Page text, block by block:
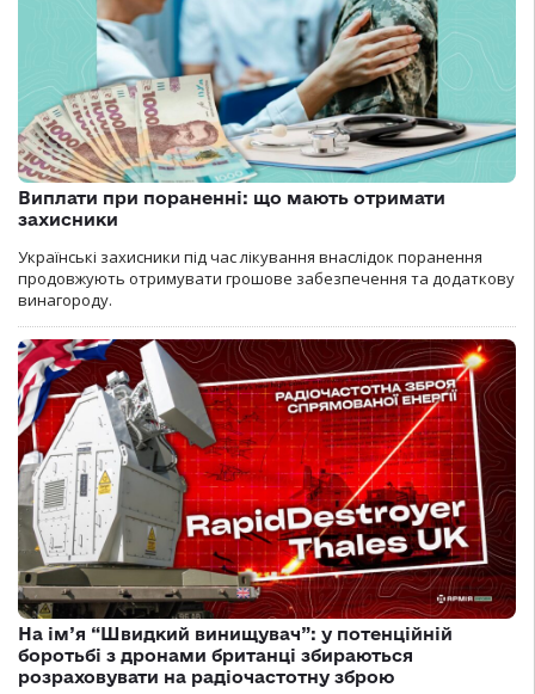
Виплати при пораненні: що мають отримати
захисники
Українські захисники під час лікування внаслідок поранення
продовжують отримувати грошове забезпечення та додаткову
винагороду.
На ім’я “Швидкий винищувач”: у потенційній
боротьбі з дронами британці збираються
розраховувати на радіочастотну зброю